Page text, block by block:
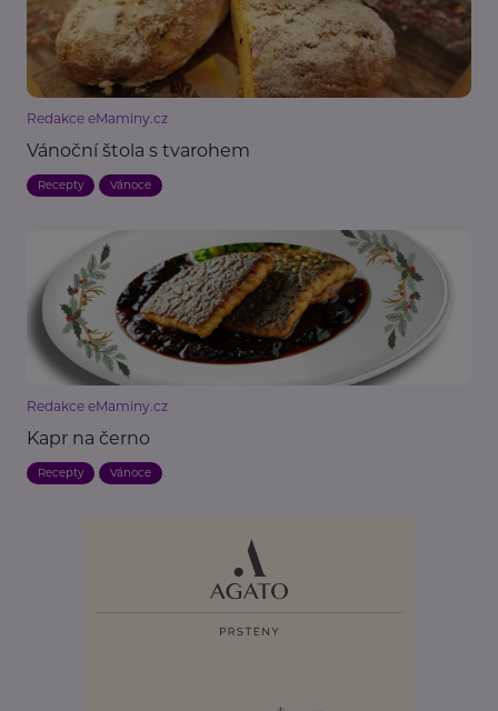
Redakce eMaminy.cz
Vánoční štola s tvarohem
Recepty Vánoce
Redakce eMaminy.cz
Kapr na černo
Recepty Vánoce